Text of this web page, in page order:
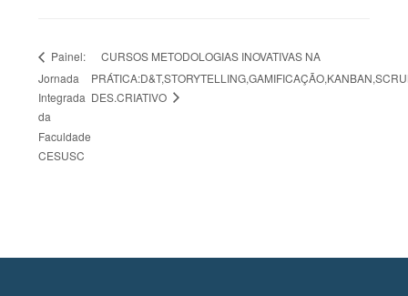
Painel:
Jornada
Integrada
da
Faculdade
CESUSC
CURSOS METODOLOGIAS INOVATIVAS NA
DES.CRIATIVO